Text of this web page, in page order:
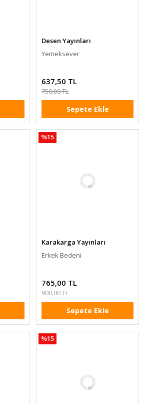
Desen Yayınları
Yemeksever
637,50 TL
750,00 TL
Sepete Ekle
%15
Karakarga Yayınları
Erkek Bedeni
765,00 TL
900,00 TL
Sepete Ekle
%15